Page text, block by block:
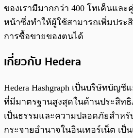
ของเรามีมากกว่า 400 โทเค็นแล
หน้าซึ่งทำให้ผู้ใช้สามารถเพิ่มปร
การซื้อขายของตนได้
‌เกี่ยวกับ Hedera
Hedera Hashgraph เป็นบริษัทบัญ
ที่มีมาตรฐานสูงสุดในด้านประสิท
เป็นธรรมและความปลอดภัยสำหรั
กระจายอำนาจในอินเทอร์เน็ต เป็